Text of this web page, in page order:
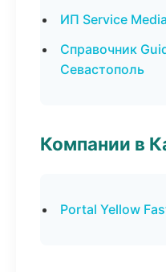
ИП Service
Справочник
Севастополь
Компании в
Portal Yellow